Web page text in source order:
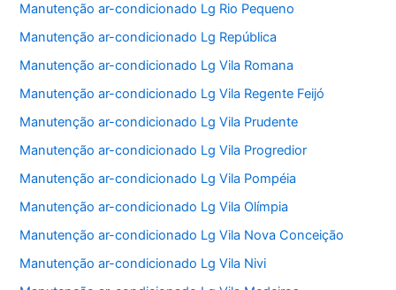
Manutenção ar-condicionado Lg Rio Pequeno
Manutenção ar-condicionado Lg República
Manutenção ar-condicionado Lg Vila Romana
Manutenção ar-condicionado Lg Vila Regente Feijó
Manutenção ar-condicionado Lg Vila Prudente
Manutenção ar-condicionado Lg Vila Progredior
Manutenção ar-condicionado Lg Vila Pompéia
Manutenção ar-condicionado Lg Vila Olímpia
Manutenção ar-condicionado Lg Vila Nova Conceição
Manutenção ar-condicionado Lg Vila Nivi